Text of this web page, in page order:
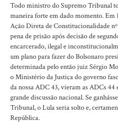
Todo ministro do Supremo Tribunal
maneira forte em dado momento. Em
Ação Direta de Constitucionalidade
pena de prisão após decisão de
encarcerado, ilegal e
um plano para fazer do Bolsonaro
determinada pelo então juiz Sérgio
o Ministério da Justiça do governo
da nossa ADC 43, vieram as ADCs 44
grande discussão nacional. Se
Tribunal, o Lula seria solto e,
República.